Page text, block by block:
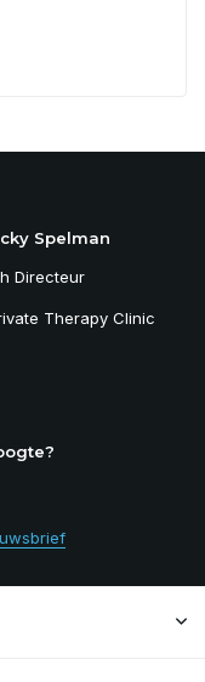
Spelman
Directeur
Therapy Clinic